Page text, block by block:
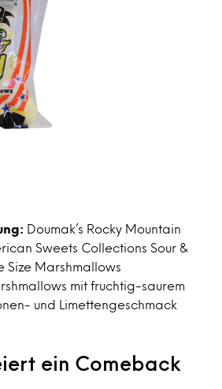
Doumak’s Rocky Mountain
Sweets Collections Sour &
Size Marshmallows
mit fruchtig-saurem
und Limettengeschmack
ein Comeback